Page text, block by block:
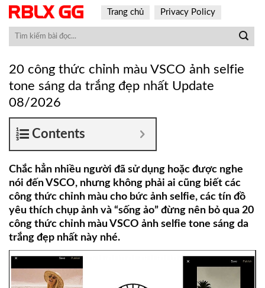
Skip
content
Trang chủ Privacy Policy
20 công thức chỉnh màu VSCO ảnh selfie
tone sáng da trắng đẹp nhất Update
08/2026
Contents
Chắc hẳn nhiều người đã sử dụng hoặc được nghe
nói đến VSCO, nhưng không phải ai cũng biết các
công thức chỉnh màu cho bức ảnh selfie, các tín đồ
yêu thích chụp ảnh và “sống ảo” đừng nên bỏ qua 20
công thức chỉnh màu VSCO ảnh selfie tone sáng da
trắng đẹp nhất này nhé.